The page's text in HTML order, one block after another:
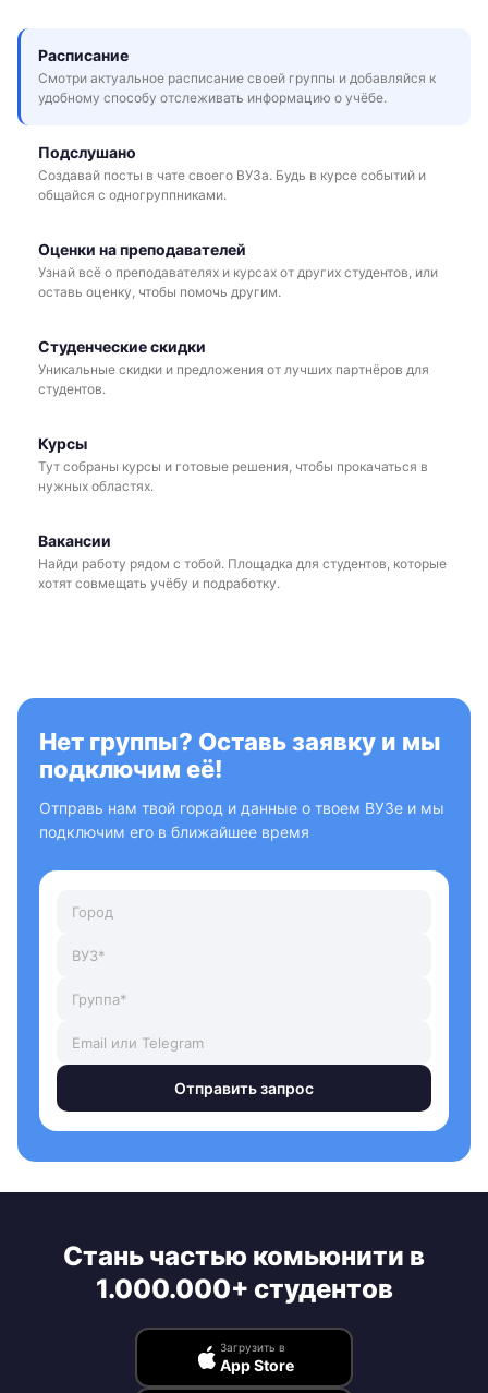
Расписание
Смотри актуальное расписание своей группы и добавляйся к
удобному способу отслеживать информацию о учёбе.
Подслушано
Создавай посты в чате своего ВУЗа. Будь в курсе событий и
общайся с одногруппниками.
Оценки на преподавателей
Узнай всё о преподавателях и курсах от других студентов, или
оставь оценку, чтобы помочь другим.
Студенческие скидки
Уникальные скидки и предложения от лучших партнёров для
студентов.
Курсы
Тут собраны курсы и готовые решения, чтобы прокачаться в
нужных областях.
Вакансии
Найди работу рядом с тобой. Площадка для студентов, которые
хотят совмещать учёбу и подработку.
Нет группы? Оставь заявку и мы
подключим её!
Отправь нам твой город и данные о твоем ВУЗе и мы
подключим его в ближайшее время
Отправить запрос
Стань частью комьюнити в
1.000.000+ студентов
Загрузить в
App Store